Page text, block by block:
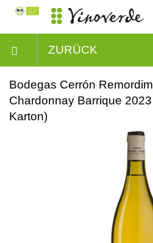
ZURÜCK
Bodegas Cerrón
Chardonnay Barrique
Karton)